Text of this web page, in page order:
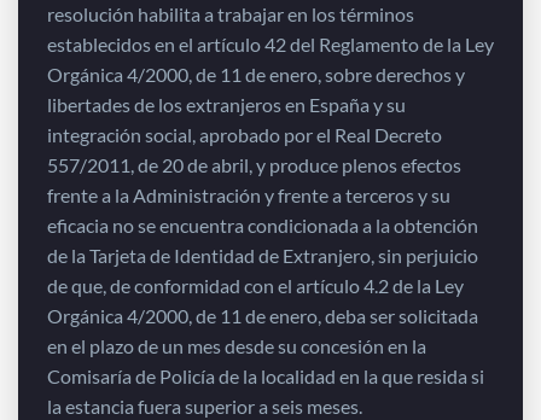
resolución habilita a trabajar en los términos
establecidos en el artículo 42 del Reglamento de la Ley
Orgánica 4/2000, de 11 de enero, sobre derechos y
libertades de los extranjeros en España y su
integración social, aprobado por el Real Decreto
557/2011, de 20 de abril, y produce plenos efectos
frente a la Administración y frente a terceros y su
eficacia no se encuentra condicionada a la obtención
de la Tarjeta de Identidad de Extranjero, sin perjuicio
de que, de conformidad con el artículo 4.2 de la Ley
Orgánica 4/2000, de 11 de enero, deba ser solicitada
en el plazo de un mes desde su concesión en la
Comisaría de Policía de la localidad en la que resida si
la estancia fuera superior a seis meses.